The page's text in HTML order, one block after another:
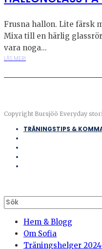
Frusna hallon. Lite färsk
Mixa till en härlig
vara noga...
LÄS MER!
Copyright Bursjöö Everyday
TRÄNINGSTIPS &
Hem & Blogg
Om Sofia
Träningshelger